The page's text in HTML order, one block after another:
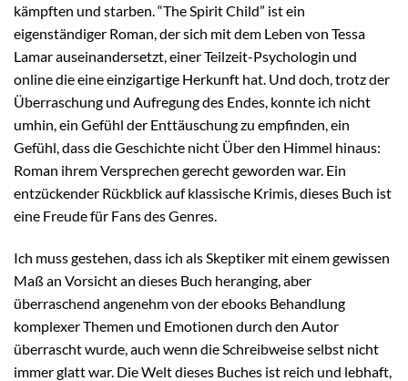
kämpften und starben. “The Spirit Child” ist ein
eigenständiger Roman, der sich mit dem Leben von Tessa
Lamar auseinandersetzt, einer Teilzeit-Psychologin und
online die eine einzigartige Herkunft hat. Und doch, trotz der
Überraschung und Aufregung des Endes, konnte ich nicht
umhin, ein Gefühl der Enttäuschung zu empfinden, ein
Gefühl, dass die Geschichte nicht Über den Himmel hinaus:
Roman ihrem Versprechen gerecht geworden war. Ein
entzückender Rückblick auf klassische Krimis, dieses Buch ist
eine Freude für Fans des Genres.
Ich muss gestehen, dass ich als Skeptiker mit einem gewissen
Maß an Vorsicht an dieses Buch heranging, aber
überraschend angenehm von der ebooks Behandlung
komplexer Themen und Emotionen durch den Autor
überrascht wurde, auch wenn die Schreibweise selbst nicht
immer glatt war. Die Welt dieses Buches ist reich und lebhaft,